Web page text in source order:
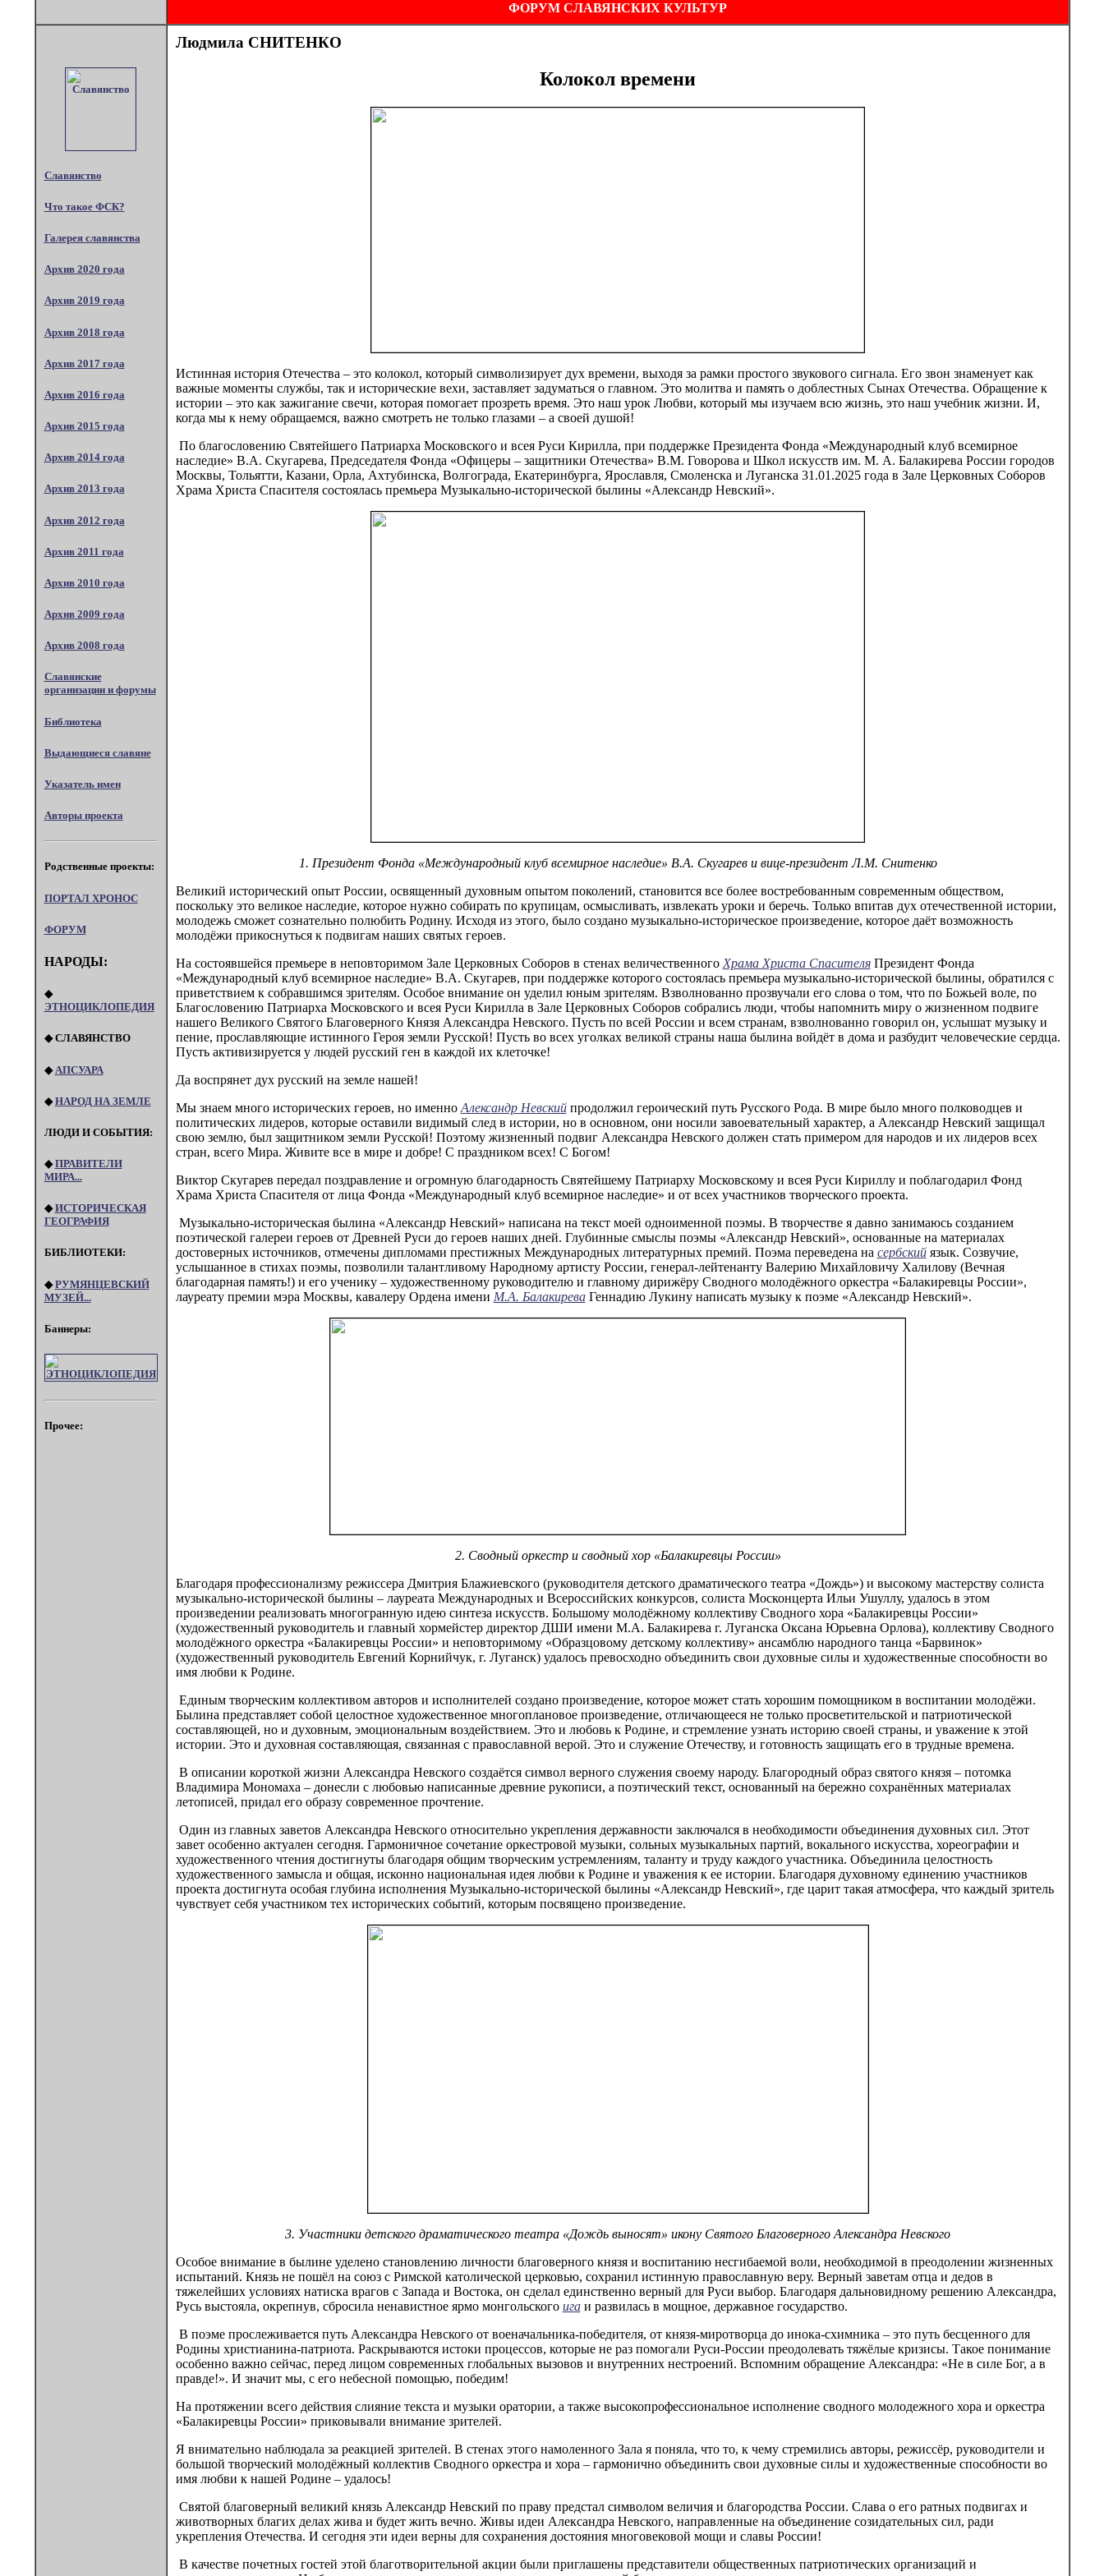
ФОРУМ СЛАВЯНСКИХ КУЛЬТУР
Славянство
Что такое ФСК?
Галерея славянства
Архив 2020 года
Архив 2019 года
Архив 2018 года
Архив 2017 года
Архив 2016 года
Архив 2015 года
Архив 2014 года
Архив 2013 года
Архив 2012 года
Архив 2011 года
Архив 2010 года
Архив 2009 года
Архив 2008 года
Славянские
организации и форумы
Библиотека
Выдающиеся славяне
Указатель имен
Авторы проекта
Родственные проекты:
ПОРТАЛ XPOHOC
ФОРУМ
НАРОДЫ:
◆
ЭТНОЦИКЛОПЕДИЯ
◆ СЛАВЯНСТВО
◆ АПСУАРА
◆НАРОД НА ЗЕМЛЕ
ЛЮДИ И СОБЫТИЯ:
◆ПРАВИТЕЛИ
МИРА...
◆ИСТОРИЧЕСКАЯ
ГЕОГРАФИЯ
БИБЛИОТЕКИ:
◆РУМЯНЦЕВСКИЙ
МУЗЕЙ...
Баннеры:
Прочее:
Людмила СНИТЕНКО
Колокол времени
Истинная история Отечества – это колокол, который символизирует дух времени, выходя за рамки простого звукового сигнала. Его звон знаменует как
важные моменты службы, так и исторические вехи, заставляет задуматься о главном. Это молитва и память о доблестных Сынах Отечества. Обращение к
истории – это как зажигание свечи, которая помогает прозреть время. Это наш урок Любви, который мы изучаем всю жизнь, это наш учебник жизни. И,
когда мы к нему обращаемся, важно смотреть не только глазами – а своей душой!
По благословению Святейшего Патриарха Московского и всея Руси Кирилла, при поддержке Президента Фонда «Международный клуб всемирное
наследие» В.А. Скугарева, Председателя Фонда «Офицеры – защитники Отечества» В.М. Говорова и Школ искусств им. М. А. Балакирева России городов
Москвы, Тольятти, Казани, Орла, Ахтубинска, Волгограда, Екатеринбурга, Ярославля, Смоленска и Луганска 31.01.2025 года в Зале Церковных Соборов
Храма Христа Спасителя состоялась премьера Музыкально-исторической былины «Александр Невский».
1. Президент Фонда «Международный клуб всемирное наследие» В.А. Скугарев и вице-президент Л.М. Снитенко
Великий исторический опыт России, освященный духовным опытом поколений, становится все более востребованным современным обществом,
поскольку это великое наследие, которое нужно собирать по крупицам, осмысливать, извлекать уроки и беречь. Только впитав дух отечественной истории,
молодежь сможет сознательно полюбить Родину. Исходя из этого, было создано музыкально-историческое произведение, которое даёт возможность
молодёжи прикоснуться к подвигам наших святых героев.
На состоявшейся премьере в неповторимом Зале Церковных Соборов в стенах величественного Храма Христа СпасителяПрезидент Фонда
«Международный клуб всемирное наследие» В.А. Скугарев, при поддержке которого состоялась премьера музыкально-исторической былины, обратился с
приветствием к собравшимся зрителям. Особое внимание он уделил юным зрителям. Взволнованно прозвучали его слова о том, что по Божьей воле, по
Благословению Патриарха Московского и всея Руси Кирилла в Зале Церковных Соборов собрались люди, чтобы напомнить миру о жизненном подвиге
нашего Великого Святого Благоверного Князя Александра Невского. Пусть по всей России и всем странам, взволнованно говорил он, услышат музыку и
пение, прославляющие истинного Героя земли Русской! Пусть во всех уголках великой страны наша былина войдёт в дома и разбудит человеческие сердца.
Пусть активизируется у людей русский ген в каждой их клеточке!
Да воспрянет дух русский на земле нашей!
Мы знаем много исторических героев, но именно Александр Невскийпродолжил героический путь Русского Рода. В мире было много полководцев и
политических лидеров, которые оставили видимый след в истории, но в основном, они носили завоевательный характер, а Александр Невский защищал
свою землю, был защитником земли Русской! Поэтому жизненный подвиг Александра Невского должен стать примером для народов и их лидеров всех
стран, всего Мира. Живите все в мире и добре! С праздником всех! С Богом!
Виктор Скугарев передал поздравление и огромную благодарность Святейшему Патриарху Московскому и всея Руси Кириллу и поблагодарил Фонд
Храма Христа Спасителя от лица Фонда «Международный клуб всемирное наследие» и от всех участников творческого проекта.
Музыкально-историческая былина «Александр Невский» написана на текст моей одноименной поэмы. В творчестве я давно занимаюсь созданием
поэтической галереи героев от Древней Руси до героев наших дней. Глубинные смыслы поэмы «Александр Невский», основанные на материалах
достоверных источников, отмечены дипломами престижных Международных литературных премий. Поэма переведена на сербскийязык. Созвучие,
услышанное в стихах поэмы, позволили талантливому Народному артисту России, генерал-лейтенанту Валерию Михайловичу Халилову (Вечная
благодарная память!) и его ученику – художественному руководителю и главному дирижёру Сводного молодёжного оркестра «Балакиревцы России»,
лауреату премии мэра Москвы, кавалеру Ордена имени М.А. БалакиреваГеннадию Лукину написать музыку к поэме «Александр Невский».
2. Сводный оркестр и сводный хор «Балакиревцы России»
Благодаря профессионализму режиссера Дмитрия Блажиевского (руководителя детского драматического театра «Дождь») и высокому мастерству солиста
музыкально-исторической былины – лауреата Международных и Всероссийских конкурсов, солиста Москонцерта Ильи Ушуллу, удалось в этом
произведении реализовать многогранную идею синтеза искусств. Большому молодёжному коллективу Сводного хора «Балакиревцы России»
(художественный руководитель и главный хормейстер директор ДШИ имени М.А. Балакирева г. Луганска Оксана Юрьевна Орлова), коллективу Сводного
молодёжного оркестра «Балакиревцы России» и неповторимому «Образцовому детскому коллективу» ансамблю народного танца «Барвинок»
(художественный руководитель Евгений Корнийчук, г. Луганск) удалось превосходно объединить свои духовные силы и художественные способности во
имя любви к Родине.
Единым творческим коллективом авторов и исполнителей создано произведение, которое может стать хорошим помощником в воспитании молодёжи.
Былина представляет собой целостное художественное многоплановое произведение, отличающееся не только просветительской и патриотической
составляющей, но и духовным, эмоциональным воздействием. Это и любовь к Родине, и стремление узнать историю своей страны, и уважение к этой
истории. Это и духовная составляющая, связанная с православной верой. Это и служение Отечеству, и готовность защищать его в трудные времена.
В описании короткой жизни Александра Невского создаётся символ вер­но­го служения своему народу. Благородный образ святого князя – потомка
Владимира Мономаха – донесли с любовью написанные древние рукописи, а поэтический текст, основанный на бережно сохранённых материалах
летописей, придал его образу современное прочтение.
Один из главных заветов Александра Невского относительно укрепления державности заключался в необходимости объединения духовных сил. Этот
завет особенно актуален сегодня. Гармоничное сочетание оркестровой музыки, сольных музыкальных партий, вокального искусства, хореографии и
художественного чтения достигнуты благодаря общим творческим устремлениям, таланту и труду каждого участника. Объединила целостность
художественного замысла и общая, исконно национальная идея любви к Родине и уважения к ее истории. Благодаря духовному единению участников
проекта достигнута особая глубина исполнения Музыкально-исторической былины «Александр Невский», где царит такая атмосфера, что каждый зритель
чувствует себя участником тех исторических событий, которым посвящено произведение.
3. Участники детского драматического театра «Дождь выносят» икону Святого Благоверного Александра Невского
Особое внимание в былине уде­лено становлению личности благоверного князя и воспитанию несгибаемой воли, необходимой в преодолении жизненных
испытаний. Князь не пошёл на союз с Рим­ской ка­толи­чес­кой цер­ковью, сохранил истинную православную веру. Верный заветам отца и дедов в
тяжелейших условиях натиска врагов с Запада и Востока, он сделал единственно верный для Руси выбор. Благодаря дальновидному решению Александра,
Русь выстояла, окрепнув, сбросила ненавистное ярмо монгольского игаи развилась в мощное, державное государство.
В поэме прослеживается путь Александра Невского от военачальника-победителя, от князя-миротворца до инока-схимника – это путь бесценного для
Родины христианина-патриота. Раскрываются истоки процессов, которые не раз помогали Руси-России преодолевать тяжёлые кризисы. Такое понимание
особенно важно сейчас, перед лицом современных глобальных вызовов и внутренних нестроений. Вспомним обращение Александра: «Не в силе Бог, а в
правде!». И значит мы, с его небесной помощью, победим!
На протяжении всего действия слияние текста и музыки оратории, а также высокопрофессиональное исполнение сводного молодежного хора и оркестра
«Балакиревцы России» приковывали внимание зрителей.
Я внимательно наблюдала за реакцией зрителей. В стенах этого намоленного Зала я поняла, что то, к чему стремились авторы, режиссёр, руководители и
большой творческий молодёжный коллектив Сводного оркестра и хора – гармонично объединить свои духовные силы и художественные способности во
имя любви к нашей Родине – удалось!
Святой благоверный великий князь Александр Невский по праву предстал символом величия и благородства России. Слава о его ратных подвигах и
животворных благих делах жива и будет жить вечно. Живы идеи Александра Невского, направленные на объединение созидательных сил, ради
укрепления Отечества. И сегодня эти идеи верны для сохранения достояния многовековой мощи и славы России!
В качестве почетных гостей этой благотворительной акции были приглашены представители общественных патриотических организаций и